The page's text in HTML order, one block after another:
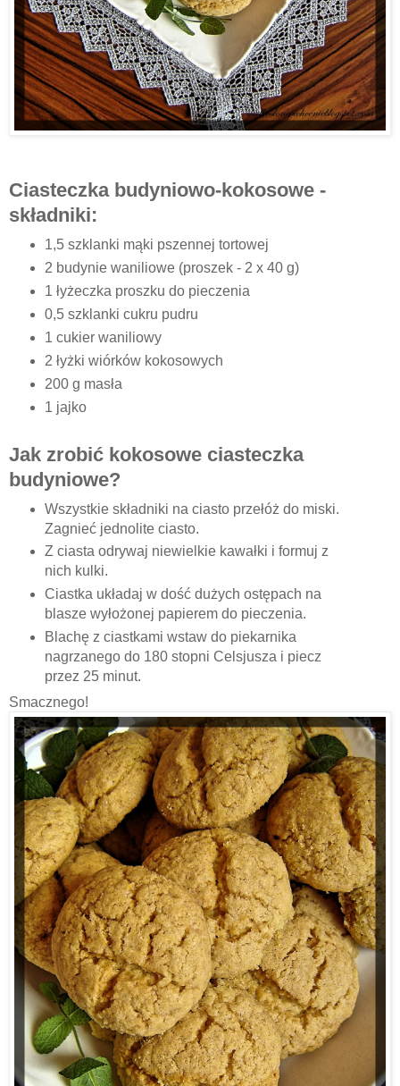
Ciasteczka budyniowo-kokosowe -
składniki:
1,5 szklanki mąki pszennej tortowej
2 budynie waniliowe (proszek - 2 x 40 g)
1 łyżeczka proszku do pieczenia
0,5 szklanki cukru pudru
1 cukier waniliowy
2 łyżki wiórków kokosowych
200 g masła
1 jajko
Jak zrobić kokosowe ciasteczka
budyniowe?
Wszystkie składniki na ciasto przełóż do miski.
Zagnieć jednolite ciasto.
Z ciasta odrywaj niewielkie kawałki i formuj z
nich kulki.
Ciastka układaj w dość dużych ostępach na
blasze wyłożonej papierem do pieczenia.
Blachę z ciastkami wstaw do piekarnika
nagrzanego do 180 stopni Celsjusza i piecz
przez 25 minut.
Smacznego!